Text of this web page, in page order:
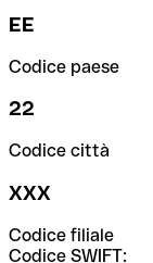
EE
Codice paese
22
Codice città
XXX
Codice filiale
Codice SWIFT: